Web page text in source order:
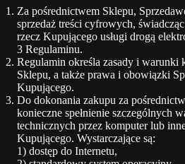
Za pośrednictwem Sklepu,
sprzedaż treści cyfrowych,
rzecz Kupującego usługi drogą
3 Regulaminu.
Regulamin określa zasady i warunki
Sklepu, a także prawa i obowiązki
Kupującego.
Do dokonania zakupu za
konieczne spełnienie szczególnych
technicznych przez komputer lub
Kupującego. Wystarczające są:
1) dostęp do Internetu,